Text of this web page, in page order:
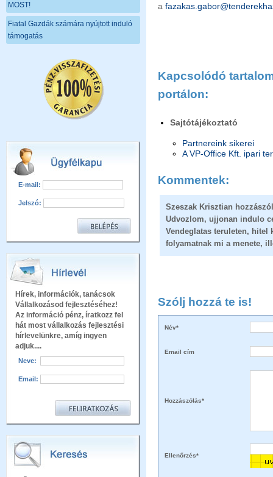
MOST!
Fiatal Gazdák számára nyújtott induló
támogatás
E-mail:
Jelszó:
Hírek, információk, tanácsok
Vállalkozásod fejlesztéséhez!
Az információ pénz, íratkozz fel
hát most vállalkozás fejlesztési
hírlevelünkre, amíg ingyen
adjuk....
Neve:
Email:
a
Kapcsolódó
portálon:
Sajtótájékoztató
Partnereink sikerei
A VP-Office Kft. ipari
Kommentek:
Szeszak Krisztian
Udvozlom, ujjonan indulo
Vendeglatas teruleten, hitel
folyamatnak mi a menete,
Szólj hozzá te is!
Név*
Email cím
Hozzászólás*
Ellenőrzés*